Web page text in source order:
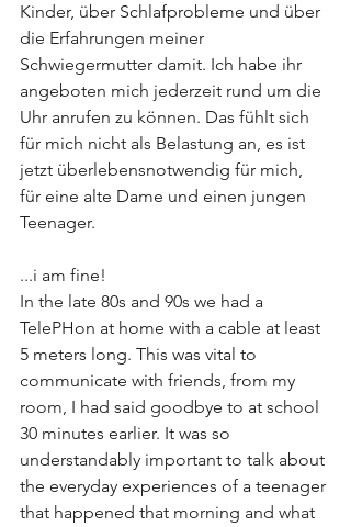
Kinder, über Schlafprobleme und über
die Erfahrungen meiner
Schwiegermutter damit. Ich habe ihr
angeboten mich jederzeit rund um die
Uhr anrufen zu können. Das fühlt sich
für mich nicht als Belastung an, es ist
jetzt überlebensnotwendig für mich,
für eine alte Dame und einen jungen
Teenager.
...i am fine!
In the late 80s and 90s we had a
TelePHon at home with a cable at least
5 meters long. This was vital to
communicate with friends, from my
room, I had said goodbye to at school
30 minutes earlier. It was so
understandably important to talk about
the everyday experiences of a teenager
that happened that morning and what